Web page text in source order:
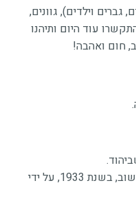
גברים וילדים), גוונים,
עוד היום ותיהנו
חום ואהבה!
קופת חולים לאומית נוסדה בתקופת היישוב, בשנת 1933, על ידי